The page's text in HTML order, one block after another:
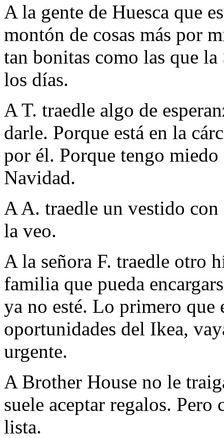
A la gente de Huesca que
montón de cosas más por
tan bonitas como las que
los días.
A T. traedle algo de
darle. Porque está en la
por él. Porque tengo miedo
Navidad.
A A. traedle un vestido
la veo.
A la señora F. traedle otro
familia que pueda
ya no esté. Lo primero que
oportunidades del Ikea,
urgente.
A Brother House no le
suele aceptar regalos.
lista.